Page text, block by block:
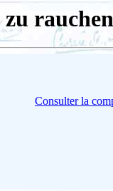
rauchen
Consulter la